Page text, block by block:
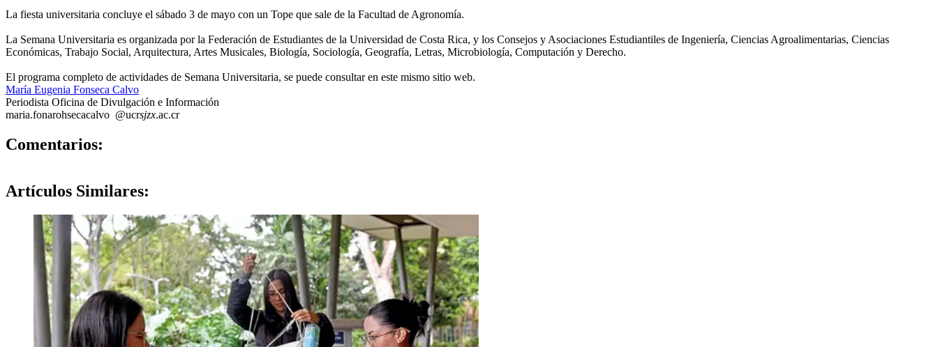
La fiesta universitaria concluye el sábado 3 de mayo con un Tope que sale de la Facultad de Agronomía.
La Semana Universitaria es organizada por la Federación de Estudiantes de la Universidad de Costa Rica, y los Consejos y Asociaciones Estudiantiles de Ingeniería, Ciencias Agroalimentarias, Ciencias
Económicas, Trabajo Social, Arquitectura, Artes Musicales, Biología, Sociología, Geografía, Letras, Microbiología, Computación y Derecho.
El programa completo de actividades de Semana Universitaria, se puede consultar en este mismo sitio web.
María Eugenia Fonseca Calvo
Periodista Oficina de Divulgación e Información
maria.fonarohsecacalvo @ucrsjzx.ac.cr
Comentarios:
Artículos Similares: